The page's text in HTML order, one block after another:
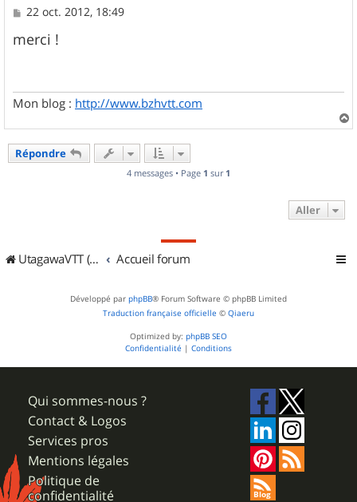
M
s
s
22 oct. 2012, 18:49
merci !
Mon blog : http://www.bzhvtt.com
a
Répondre
4 messages • Page 1 sur 1
Aller
UtagawaVTT (Randos VTT et VTTAE avec traces GPS) Accueil forum
Développé par phpBB® Forum Software © phpBB Limited
Traduction française officielle © Qiaeru
Optimized by: phpBB SEO
Confidentialité | Conditions
Qui sommes-nous ?
Contact & Logos
Services pros
Mentions légales
Politique de
confidentialité